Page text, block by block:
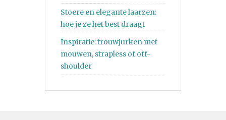
Stoere en elegante laarzen:
hoe je ze het best draagt
Inspiratie: trouwjurken met
mouwen, strapless of off-
shoulder